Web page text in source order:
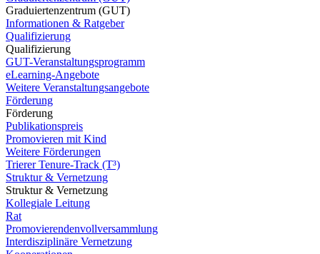
Graduiertenzentrum (GUT)
Informationen & Ratgeber
Qualifizierung
Qualifizierung
GUT-Veranstaltungsprogramm
eLearning-Angebote
Weitere Veranstaltungsangebote
Förderung
Förderung
Publikationspreis
Promovieren mit Kind
Weitere Förderungen
Trierer Tenure-Track (T³)
Struktur & Vernetzung
Struktur & Vernetzung
Kollegiale Leitung
Rat
Promovierendenvollversammlung
Interdisziplinäre Vernetzung